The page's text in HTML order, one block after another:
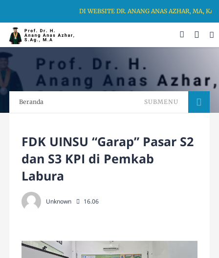
DI WEBSITE DR. ANANG ANAS AZHAR, MA, KAMI
Beranda SUBMENU
FDK UINSU “Garap” Pasar S2
dan S3 KPI di Pemkab
Labura
Unknown 16.06